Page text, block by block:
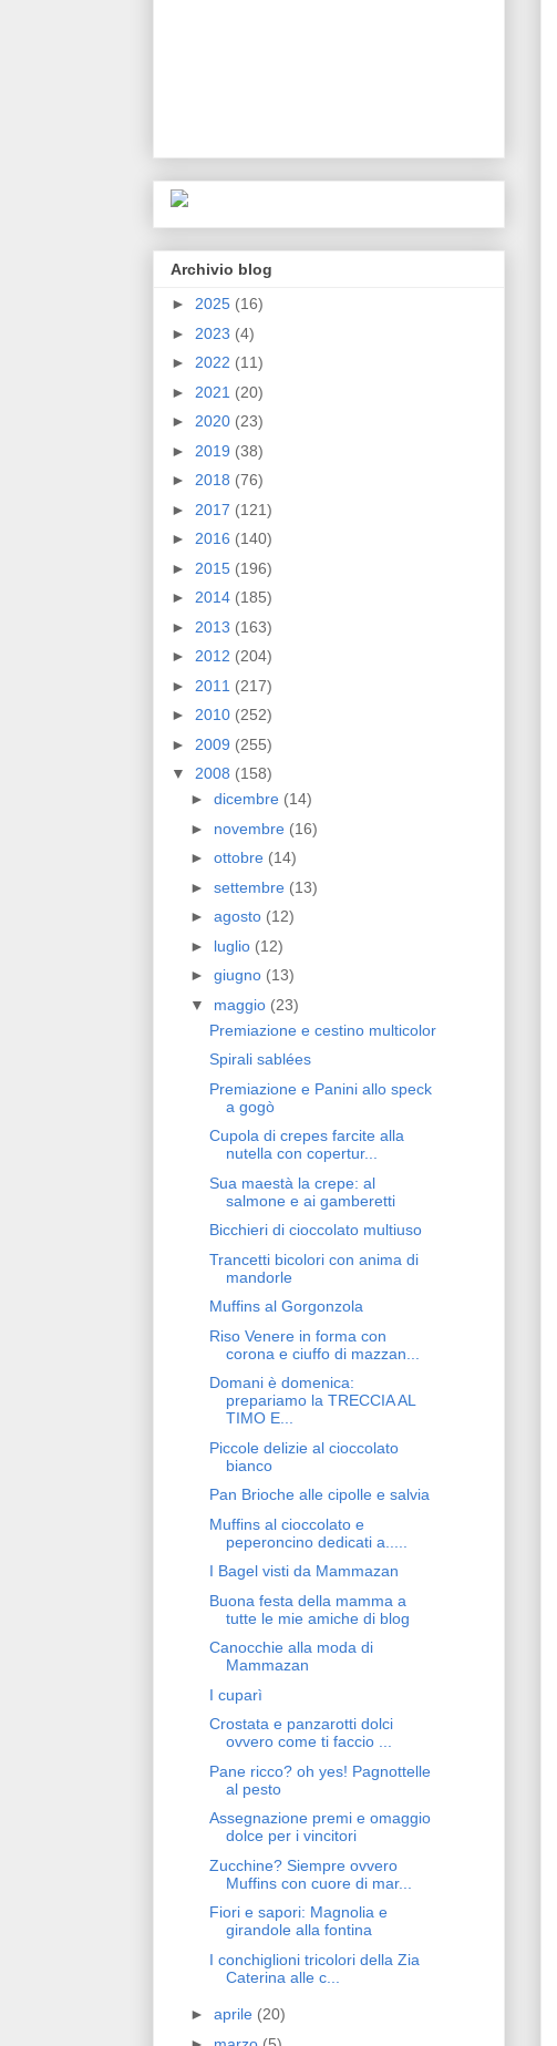
Archivio blog
► 2025 (16)
► 2023 (4)
► 2022 (11)
► 2021 (20)
► 2020 (23)
► 2019 (38)
► 2018 (76)
► 2017 (121)
► 2016 (140)
► 2015 (196)
► 2014 (185)
► 2013 (163)
► 2012 (204)
► 2011 (217)
► 2010 (252)
► 2009 (255)
▼ 2008 (158)
► dicembre (14)
► novembre (16)
► ottobre (14)
► settembre (13)
► agosto (12)
► luglio (12)
► giugno (13)
▼ maggio (23)
Premiazione e cestino multicolor
Spirali sablées
Premiazione e Panini allo speck
a gogò
Cupola di crepes farcite alla
nutella con copertur...
Sua maestà la crepe: al
salmone e ai gamberetti
Bicchieri di cioccolato multiuso
Trancetti bicolori con anima di
mandorle
Muffins al Gorgonzola
Riso Venere in forma con
corona e ciuffo di mazzan...
Domani è domenica:
prepariamo la TRECCIA AL
TIMO E...
Piccole delizie al cioccolato
bianco
Pan Brioche alle cipolle e salvia
Muffins al cioccolato e
peperoncino dedicati a.....
I Bagel visti da Mammazan
Buona festa della mamma a
tutte le mie amiche di blog
Canocchie alla moda di
Mammazan
I cuparì
Crostata e panzarotti dolci
ovvero come ti faccio ...
Pane ricco? oh yes! Pagnottelle
al pesto
Assegnazione premi e omaggio
dolce per i vincitori
Zucchine? Siempre ovvero
Muffins con cuore di mar...
Fiori e sapori: Magnolia e
girandole alla fontina
I conchiglioni tricolori della Zia
Caterina alle c...
► aprile (20)